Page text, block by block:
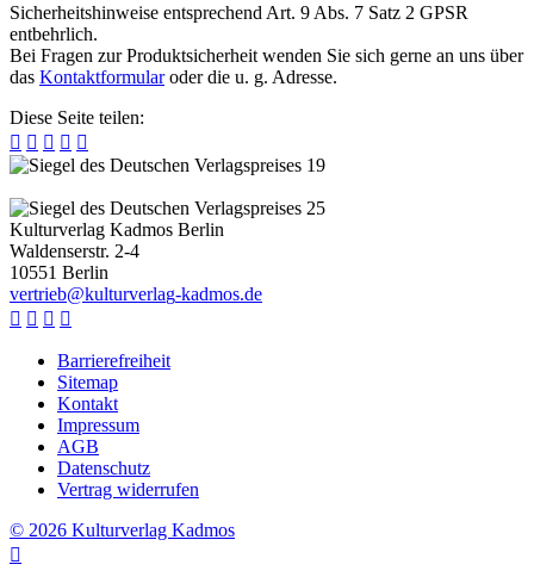
Sicherheitshinweise entsprechend Art. 9 Abs. 7 Satz 2 GPSR
entbehrlich.
Bei Fragen zur Produktsicherheit wenden Sie sich gerne an uns über
das Kontaktformularoder die u. g. Adresse.
Diese Seite teilen:
    
Kulturverlag Kadmos Berlin
Waldenserstr. 2-4
10551 Berlin
vertrieb@kulturverlag-kadmos.de
   
Barrierefreiheit
Sitemap
Kontakt
Impressum
AGB
Datenschutz
Vertrag widerrufen
© 2026 Kulturverlag Kadmos
